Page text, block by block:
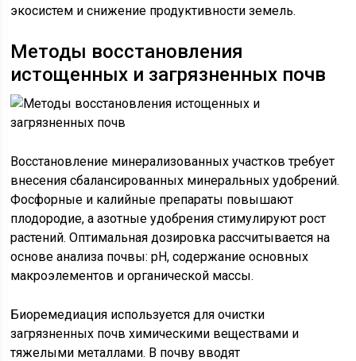
экосистем и снижение продуктивности земель.
Методы восстановления
истощенных и загрязненных почв
Восстановление минерализованных участков требует
внесения сбалансированных минеральных удобрений.
Фосфорные и калийные препараты повышают
плодородие, а азотные удобрения стимулируют рост
растений. Оптимальная дозировка рассчитывается на
основе анализа почвы: pH, содержание основных
макроэлементов и органической массы.
Биоремедиация используется для очистки
загрязненных почв химическими веществами и
тяжелыми металлами. В почву вводят